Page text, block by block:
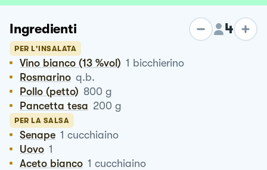
Ingredienti 4
PER L'INSALATA
Vino bianco (13 %vol) 1 bicchierino
Rosmarino q.b.
Pollo (petto) 800 g
Pancetta tesa 200 g
PER LA SALSA
Senape 1 cucchiaino
Uovo 1
Aceto bianco 1 cucchiaino